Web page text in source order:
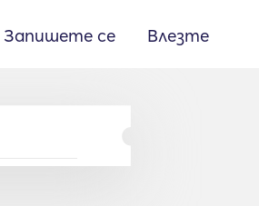
Запишете се Влезте